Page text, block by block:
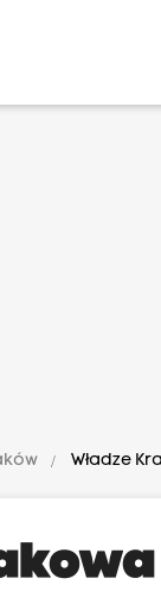
Władze